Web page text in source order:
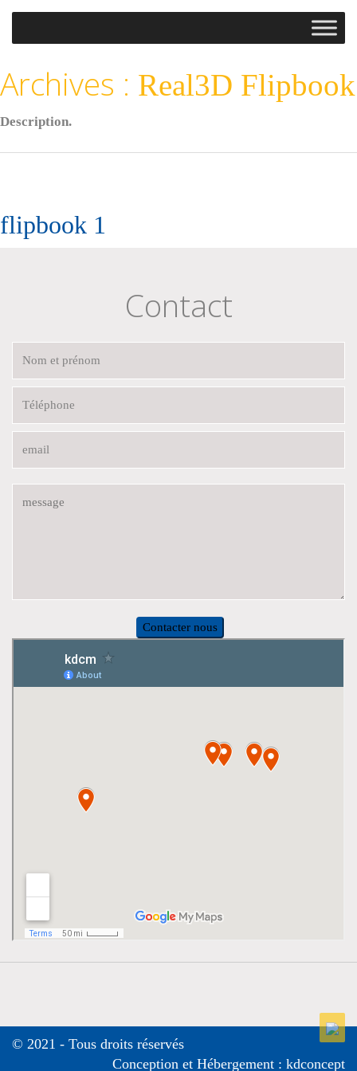
Archives : Real3D Flipbook
Description.
flipbook 1
Contact
© 2021 - Tous droits réservés
Conception et Hébergement : kdconcept